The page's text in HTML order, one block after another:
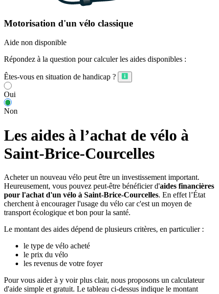
Motorisation d'un vélo classique
Aide non disponible
Répondez à la question pour calculer les aides disponibles :
Êtes-vous en situation de handicap ?
Oui
Non
Les aides à l’achat de vélo à
Saint-Brice-Courcelles
Acheter un nouveau vélo peut être un investissement important.
Heureusement, vous pouvez peut-être bénéficier d'aides financières
pour l'achat d'un vélo à Saint-Brice-Courcelles. En effet l’État
cherchent à encourager l'usage du vélo car c'est un moyen de
transport écologique et bon pour la santé.
Le montant des aides dépend de plusieurs critères, en particulier :
le type de vélo acheté
le prix du vélo
les revenus de votre foyer
Pour vous aider à y voir plus clair, nous proposons un calculateur
d'aide simple et gratuit. Le tableau ci-dessus indique le montant